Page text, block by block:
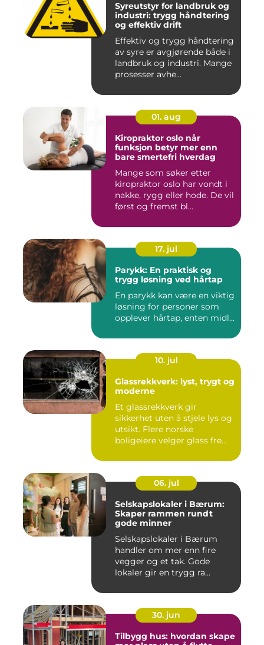
Syreutstyr for landbruk og
industri: trygg håndtering
og effektiv drift
Effektiv og trygg håndtering
av syre er avgjørende både i
landbruk og industri. Mange
prosesser avhe...
01. aug
Kiropraktor oslo når
funksjon betyr mer enn
bare smertefri hverdag
Mange som søker etter
kiropraktor oslo har vondt i
nakke, rygg eller hode. De vil
først og fremst bl...
17. jul
Parykk: En praktisk og
trygg løsning ved hårtap
En parykk kan være en viktig
løsning for personer som
opplever hårtap, enten midl...
10. jul
Glassrekkverk: lyst, trygt og
moderne
Et glassrekkverk gir
sikkerhet uten å stjele lys og
utsikt. Flere norske
boligeiere velger glass fre...
06. jul
Selskapslokaler i Bærum:
Skaper rammen rundt
gode minner
Selskapslokaler i Bærum
handler om mer enn fire
vegger og et tak. Gode
lokaler gir en trygg ra...
30. jun
Tilbygg hus: hvordan skape